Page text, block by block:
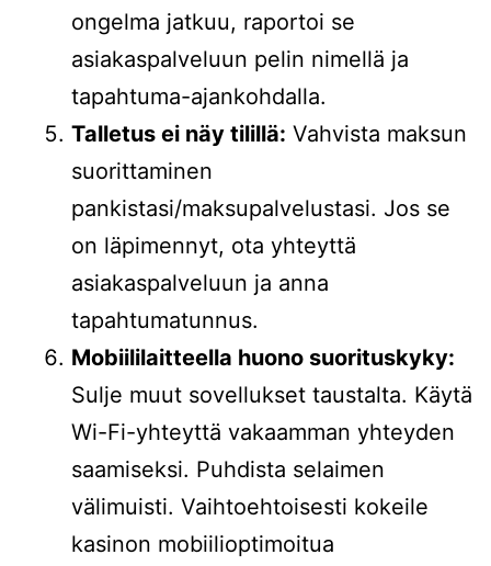
ongelma jatkuu, raportoi se
asiakaspalveluun pelin nimellä ja
tapahtuma-ajankohdalla.
Talletus ei näy tilillä: Vahvista maksun
suorittaminen
pankistasi/maksupalvelustasi. Jos se
on läpimennyt, ota yhteyttä
asiakaspalveluun ja anna
tapahtumatunnus.
Mobiililaitteella huono suorituskyky:
Sulje muut sovellukset taustalta. Käytä
Wi-Fi-yhteyttä vakaamman yhteyden
saamiseksi. Puhdista selaimen
välimuisti. Vaihtoehtoisesti kokeile
kasinon mobiilioptimoitua